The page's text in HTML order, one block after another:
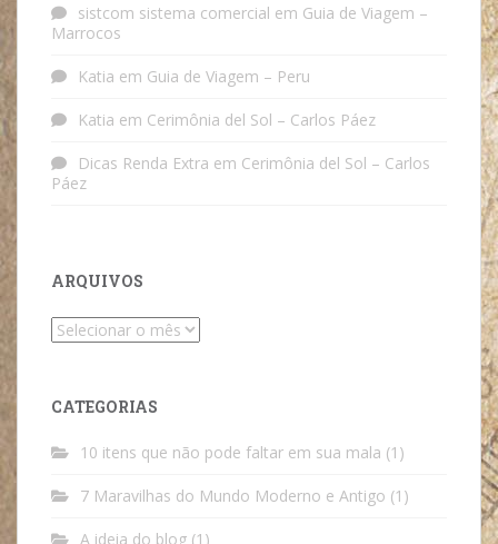
sistcom sistema comercial em Guia de Viagem –
Marrocos
Katia em Guia de Viagem – Peru
Katia em Cerimônia del Sol – Carlos Páez
Dicas Renda Extra em Cerimônia del Sol – Carlos
Páez
ARQUIVOS
Arquivos
CATEGORIAS
10 itens que não pode faltar em sua mala (1)
7 Maravilhas do Mundo Moderno e Antigo (1)
A ideia do blog (1)